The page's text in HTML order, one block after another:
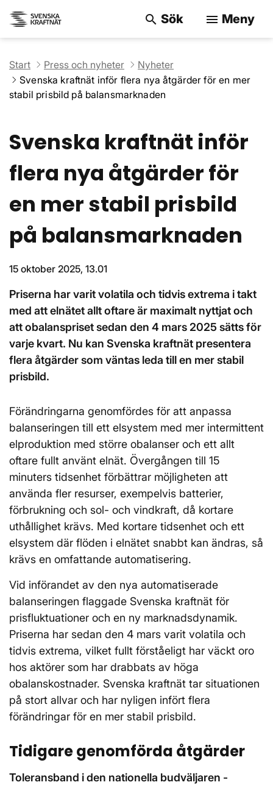
search Sök menu Meny
Start Press och nyheter
Nyheter
Svenska kraftnät inför flera nya åtgärder för en mer
stabil prisbild på balansmarknaden
Svenska kraftnät inför
flera nya åtgärder för
en mer stabil prisbild
på balansmarknaden
15 oktober 2025, 13.01
Priserna har varit volatila och tidvis extrema i takt
med att elnätet allt oftare är maximalt nyttjat och
att obalanspriset sedan den 4 mars 2025 sätts för
varje kvart. Nu kan Svenska kraftnät presentera
flera åtgärder som väntas leda till en mer stabil
prisbild.
Förändringarna genomfördes för att anpassa
balanseringen till ett elsystem med mer intermittent
elproduktion med större obalanser och ett allt
oftare fullt använt elnät. Övergången till 15
minuters tidsenhet förbättrar möjligheten att
använda fler resurser, exempelvis batterier,
förbrukning och sol- och vindkraft, då kortare
uthållighet krävs. Med kortare tidsenhet och ett
elsystem där flöden i elnätet snabbt kan ändras, så
krävs en omfattande automatisering.
Vid införandet av den nya automatiserade
balanseringen flaggade Svenska kraftnät för
prisfluktuationer och en ny marknadsdynamik.
Priserna har sedan den 4 mars varit volatila och
tidvis extrema, vilket fullt förståeligt har väckt oro
hos aktörer som har drabbats av höga
obalanskostnader. Svenska kraftnät tar situationen
på stort allvar och har nyligen infört flera
förändringar för en mer stabil prisbild.
Tidigare genomförda åtgärder
Toleransband i den nationella budväljaren -